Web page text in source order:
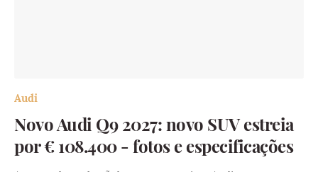
Audi
Novo Audi Q9 2027: novo SUV estreia
por € 108.400 - fotos e especificações